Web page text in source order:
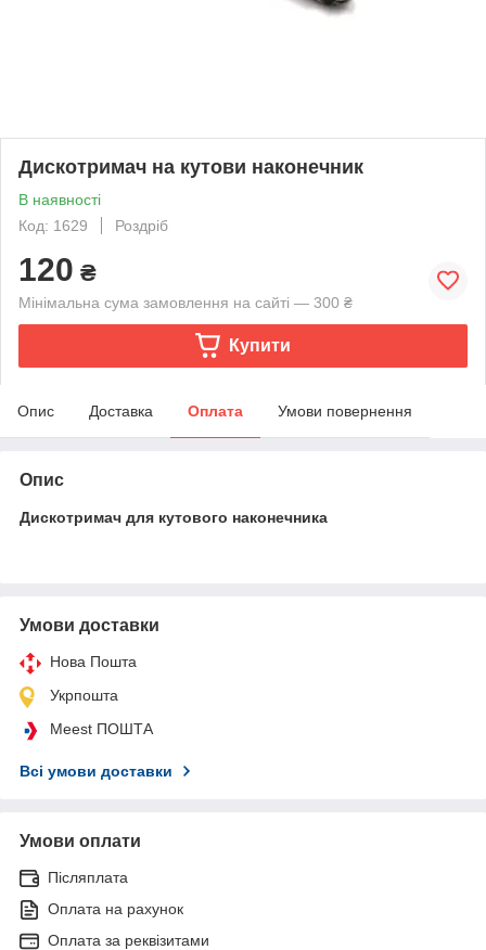
Дискотримач на кутови наконечник
В наявності
Код: 1629
Роздріб
120 ₴
Мінімальна сума замовлення на сайті — 300 ₴
Купити
Опис Доставка Оплата Умови повернення
Опис
Дискотримач для кутового наконечника
Умови доставки
Нова Пошта
Укрпошта
Meest ПОШТА
Всі умови доставки
Умови оплати
Післяплата
Оплата на рахунок
Оплата за реквізитами